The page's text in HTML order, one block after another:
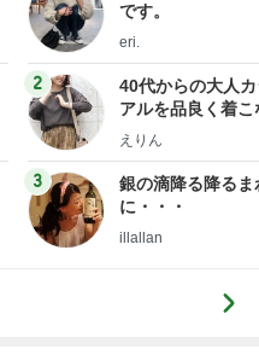
です。
eri.
2
40代からの大人
アルを品良く着こ
ファッションブロ
えりん
3
銀の滴降る降るま
に・・・
illallan